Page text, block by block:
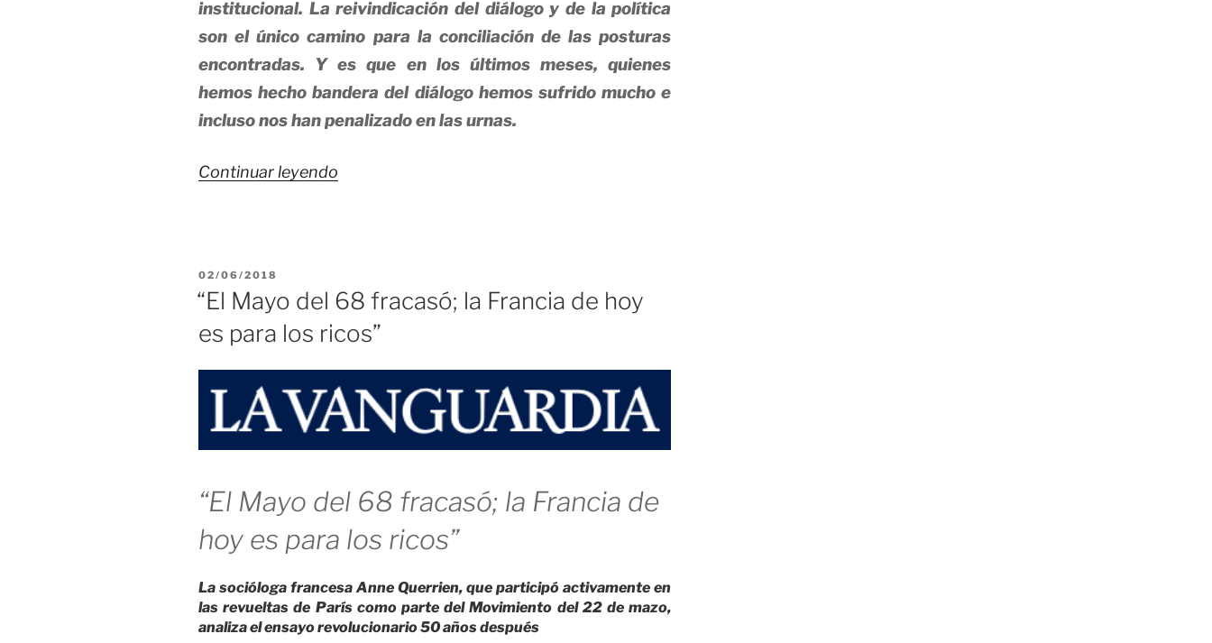
institucional. La reivindicación del diálogo y de la política
son el único camino para la conciliación de las posturas
encontradas. Y es que en los últimos meses, quienes
hemos hecho bandera del diálogo hemos sufrido mucho e
incluso nos han penalizado en las urnas.
Continuar leyendo
PUBLICADO
EL
02/06/2018
“El Mayo del 68 fracasó; la Francia de hoy
es para los ricos”
“El Mayo del 68 fracasó; la Francia de
hoy es para los ricos”
La socióloga francesa Anne Querrien, que participó activamente en
las revueltas de París como parte del Movimiento del 22 de mazo,
analiza el ensayo revolucionario 50 años después